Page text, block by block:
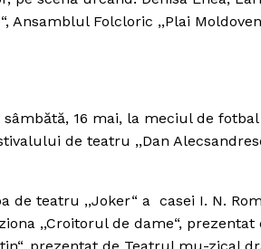
Ansamblul Folcloric ,,Plai
16 mai, la meciul de
de teatru ,,Dan
de teatru ,,Joker“ a casei I. N.
,,Croitorul de dame“,